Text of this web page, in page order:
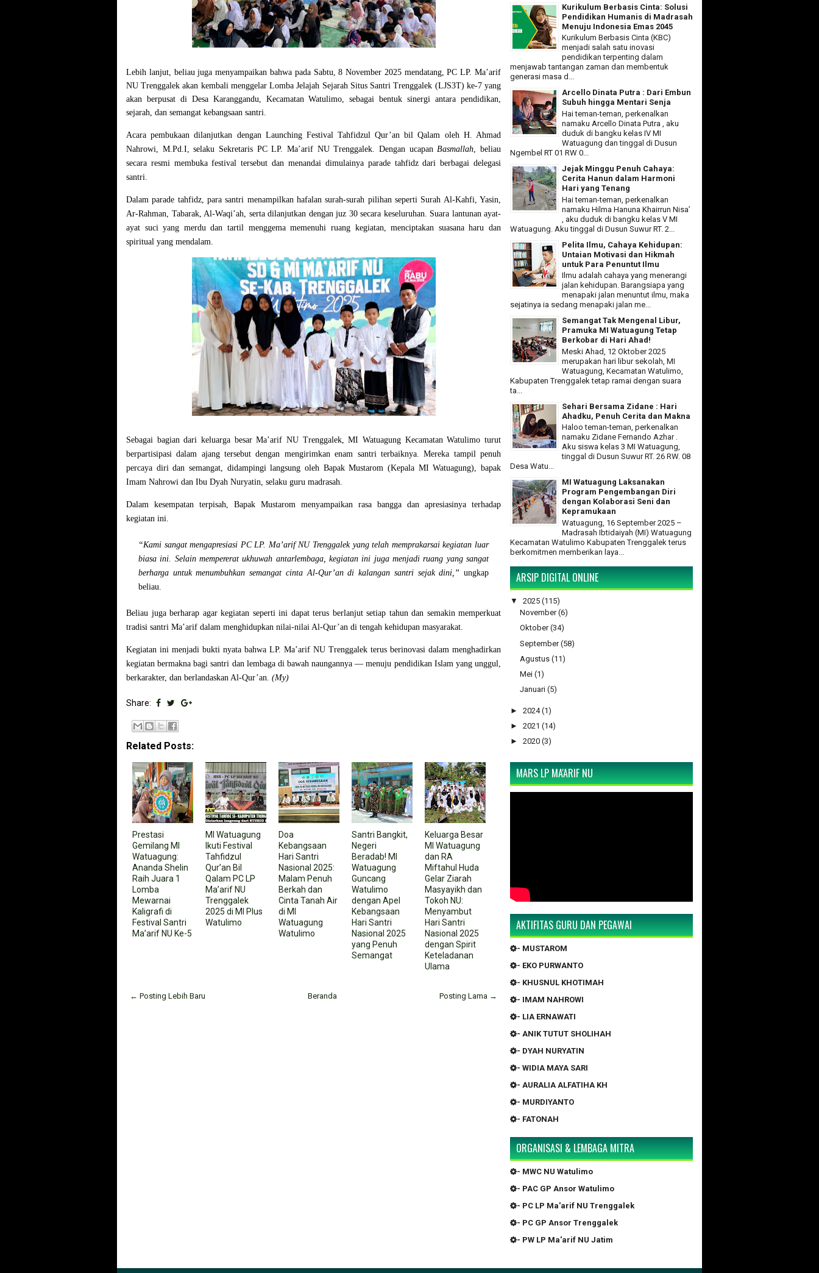
Lebih lanjut, beliau juga menyampaikan bahwa pada Sabtu, 8 November 2025 mendatang, PC LP. Ma’arif
NU Trenggalek akan kembali menggelar Lomba Jelajah Sejarah Situs Santri Trenggalek (LJS3T) ke-7 yang
akan berpusat di Desa Karanggandu, Kecamatan Watulimo, sebagai bentuk sinergi antara pendidikan,
sejarah, dan semangat kebangsaan santri.
Acara pembukaan dilanjutkan dengan Launching Festival Tahfidzul Qur’an bil Qalam oleh H. Ahmad
Nahrowi, M.Pd.I, selaku Sekretaris PC LP. Ma’arif NU Trenggalek. Dengan ucapanBasmallah, beliau
secara resmi membuka festival tersebut dan menandai dimulainya parade tahfidz dari berbagai delegasi
santri.
Dalam parade tahfidz, para santri menampilkan hafalan surah-surah pilihan seperti Surah Al-Kahfi, Yasin,
Ar-Rahman, Tabarak, Al-Waqi’ah, serta dilanjutkan dengan juz 30 secara keseluruhan. Suara lantunan ayat-
ayat suci yang merdu dan tartil menggema memenuhi ruang kegiatan, menciptakan suasana haru dan
spiritual yang mendalam.
Sebagai bagian dari keluarga besar Ma’arif NU Trenggalek,MI Watuagung Kecamatan Watulimo turut
berpartisipasi dalam ajang tersebut dengan mengirimkanenam santri terbaiknya. Mereka tampil penuh
percaya diri dan semangat, didampingi langsung oleh Bapak Mustarom (Kepala MI Watuagung), bapak
Imam Nahrowi dan Ibu Dyah Nuryatin, selaku guru madrasah.
Dalam kesempatan terpisah, Bapak Mustarom menyampaikan rasa bangga dan apresiasinya terhadap
kegiatan ini.
“Kami sangat mengapresiasi PC LP. Ma’arif NU Trenggalek yang telah memprakarsai kegiatan luar
biasa ini. Selain mempererat ukhuwah antarlembaga, kegiatan ini juga menjadi ruang yang sangat
berharga untuk menumbuhkan semangat cinta Al-Qur’an di kalangan santri sejak dini,” ungkap
beliau.
Beliau juga berharap agar kegiatan seperti ini dapat terus berlanjut setiap tahun dan semakin memperkuat
tradisi santri Ma’arif dalam menghidupkan nilai-nilai Al-Qur’an di tengah kehidupan masyarakat.
Kegiatan ini menjadi bukti nyata bahwa LP. Ma’arif NU Trenggalek terus berinovasi dalam menghadirkan
kegiatan bermakna bagi santri dan lembaga di bawah naungannya — menuju pendidikan Islam yang unggul,
berkarakter, dan berlandaskan Al-Qur’an. (My)
Share:
Related Posts:
Prestasi
Gemilang MI
Watuagung:
Ananda Shelin
Raih Juara 1
Lomba
Mewarnai
Kaligrafi di
Festival Santri
Ma’arif NU Ke-5
MI Watuagung
Ikuti Festival
Tahfidzul
Qur’an Bil
Qalam PC LP
Ma’arif NU
Trenggalek
2025 di MI Plus
Watulimo
Doa
Kebangsaan
Hari Santri
Nasional 2025:
Malam Penuh
Berkah dan
Cinta Tanah Air
di MI
Watuagung
Watulimo
Santri Bangkit,
Negeri
Beradab! MI
Watuagung
Guncang
Watulimo
dengan Apel
Kebangsaan
Hari Santri
Nasional 2025
yang Penuh
Semangat
Keluarga Besar
MI Watuagung
dan RA
Miftahul Huda
Gelar Ziarah
Masyayikh dan
Tokoh NU:
Menyambut
Hari Santri
Nasional 2025
dengan Spirit
Keteladanan
Ulama
← Posting Lebih Baru Posting Lama →
Beranda
Kurikulum Berbasis Cinta: Solusi
Pendidikan Humanis di Madrasah
Menuju Indonesia Emas 2045
Kurikulum Berbasis Cinta (KBC)
menjadi salah satu inovasi
pendidikan terpenting dalam
menjawab tantangan zaman dan membentuk
generasi masa d...
Arcello Dinata Putra : Dari Embun
Subuh hingga Mentari Senja
Hai teman-teman, perkenalkan
namaku Arcello Dinata Putra , aku
duduk di bangku kelas IV MI
Watuagung dan tinggal di Dusun
Ngembel RT 01 RW 0...
Jejak Minggu Penuh Cahaya:
Cerita Hanun dalam Harmoni
Hari yang Tenang
Hai teman-teman, perkenalkan
namaku Hilma Hanuna Khairrun Nisa’
, aku duduk di bangku kelas V MI
Watuagung. Aku tinggal di Dusun Suwur RT. 2...
Pelita Ilmu, Cahaya Kehidupan:
Untaian Motivasi dan Hikmah
untuk Para Penuntut Ilmu
Ilmu adalah cahaya yang menerangi
jalan kehidupan. Barangsiapa yang
menapaki jalan menuntut ilmu, maka
sejatinya ia sedang menapaki jalan me...
Semangat Tak Mengenal Libur,
Pramuka MI Watuagung Tetap
Berkobar di Hari Ahad!
Meski Ahad, 12 Oktober 2025
merupakan hari libur sekolah, MI
Watuagung, Kecamatan Watulimo,
Kabupaten Trenggalek tetap ramai dengan suara
ta...
Sehari Bersama Zidane : Hari
Ahadku, Penuh Cerita dan Makna
Haloo teman-teman, perkenalkan
namaku Zidane Fernando Azhar .
Aku siswa kelas 3 MI Watuagung,
tinggal di Dusun Suwur RT. 26 RW. 08
Desa Watu...
MI Watuagung Laksanakan
Program Pengembangan Diri
dengan Kolaborasi Seni dan
Kepramukaan
Watuagung, 16 September 2025 –
Madrasah Ibtidaiyah (MI) Watuagung
Kecamatan Watulimo Kabupaten Trenggalek terus
berkomitmen memberikan laya...
ARSIP DIGITAL ONLINE
▼ 2025 (115)
November (6)
Oktober (34)
September (58)
Agustus (11)
Mei (1)
Januari (5)
► 2024 (1)
► 2021 (14)
► 2020 (3)
MARS LP MA'ARIF NU
AKTIFITAS GURU DAN PEGAWAI
- MUSTAROM
- EKO PURWANTO
- KHUSNUL KHOTIMAH
- IMAM NAHROWI
- LIA ERNAWATI
- ANIK TUTUT SHOLIHAH
- DYAH NURYATIN
- WIDIA MAYA SARI
- AURALIA ALFATIHA KH
- MURDIYANTO
- FATONAH
ORGANISASI & LEMBAGA MITRA
- MWC NU Watulimo
- PAC GP Ansor Watulimo
- PC LP Ma'arif NU Trenggalek
- PC GP Ansor Trenggalek
- PW LP Ma'arif NU Jatim